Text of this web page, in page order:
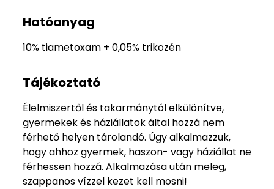
Hatóanyag
10% tiametoxam + 0,05% trikozén
Tájékoztató
Élelmiszertől és takarmánytól elkülönítve,
gyermekek és háziállatok által hozzá nem
férhető helyen tárolandó. Úgy alkalmazzuk,
hogy ahhoz gyermek, haszon- vagy háziállat ne
férhessen hozzá. Alkalmazása után meleg,
szappanos vízzel kezet kell mosni!